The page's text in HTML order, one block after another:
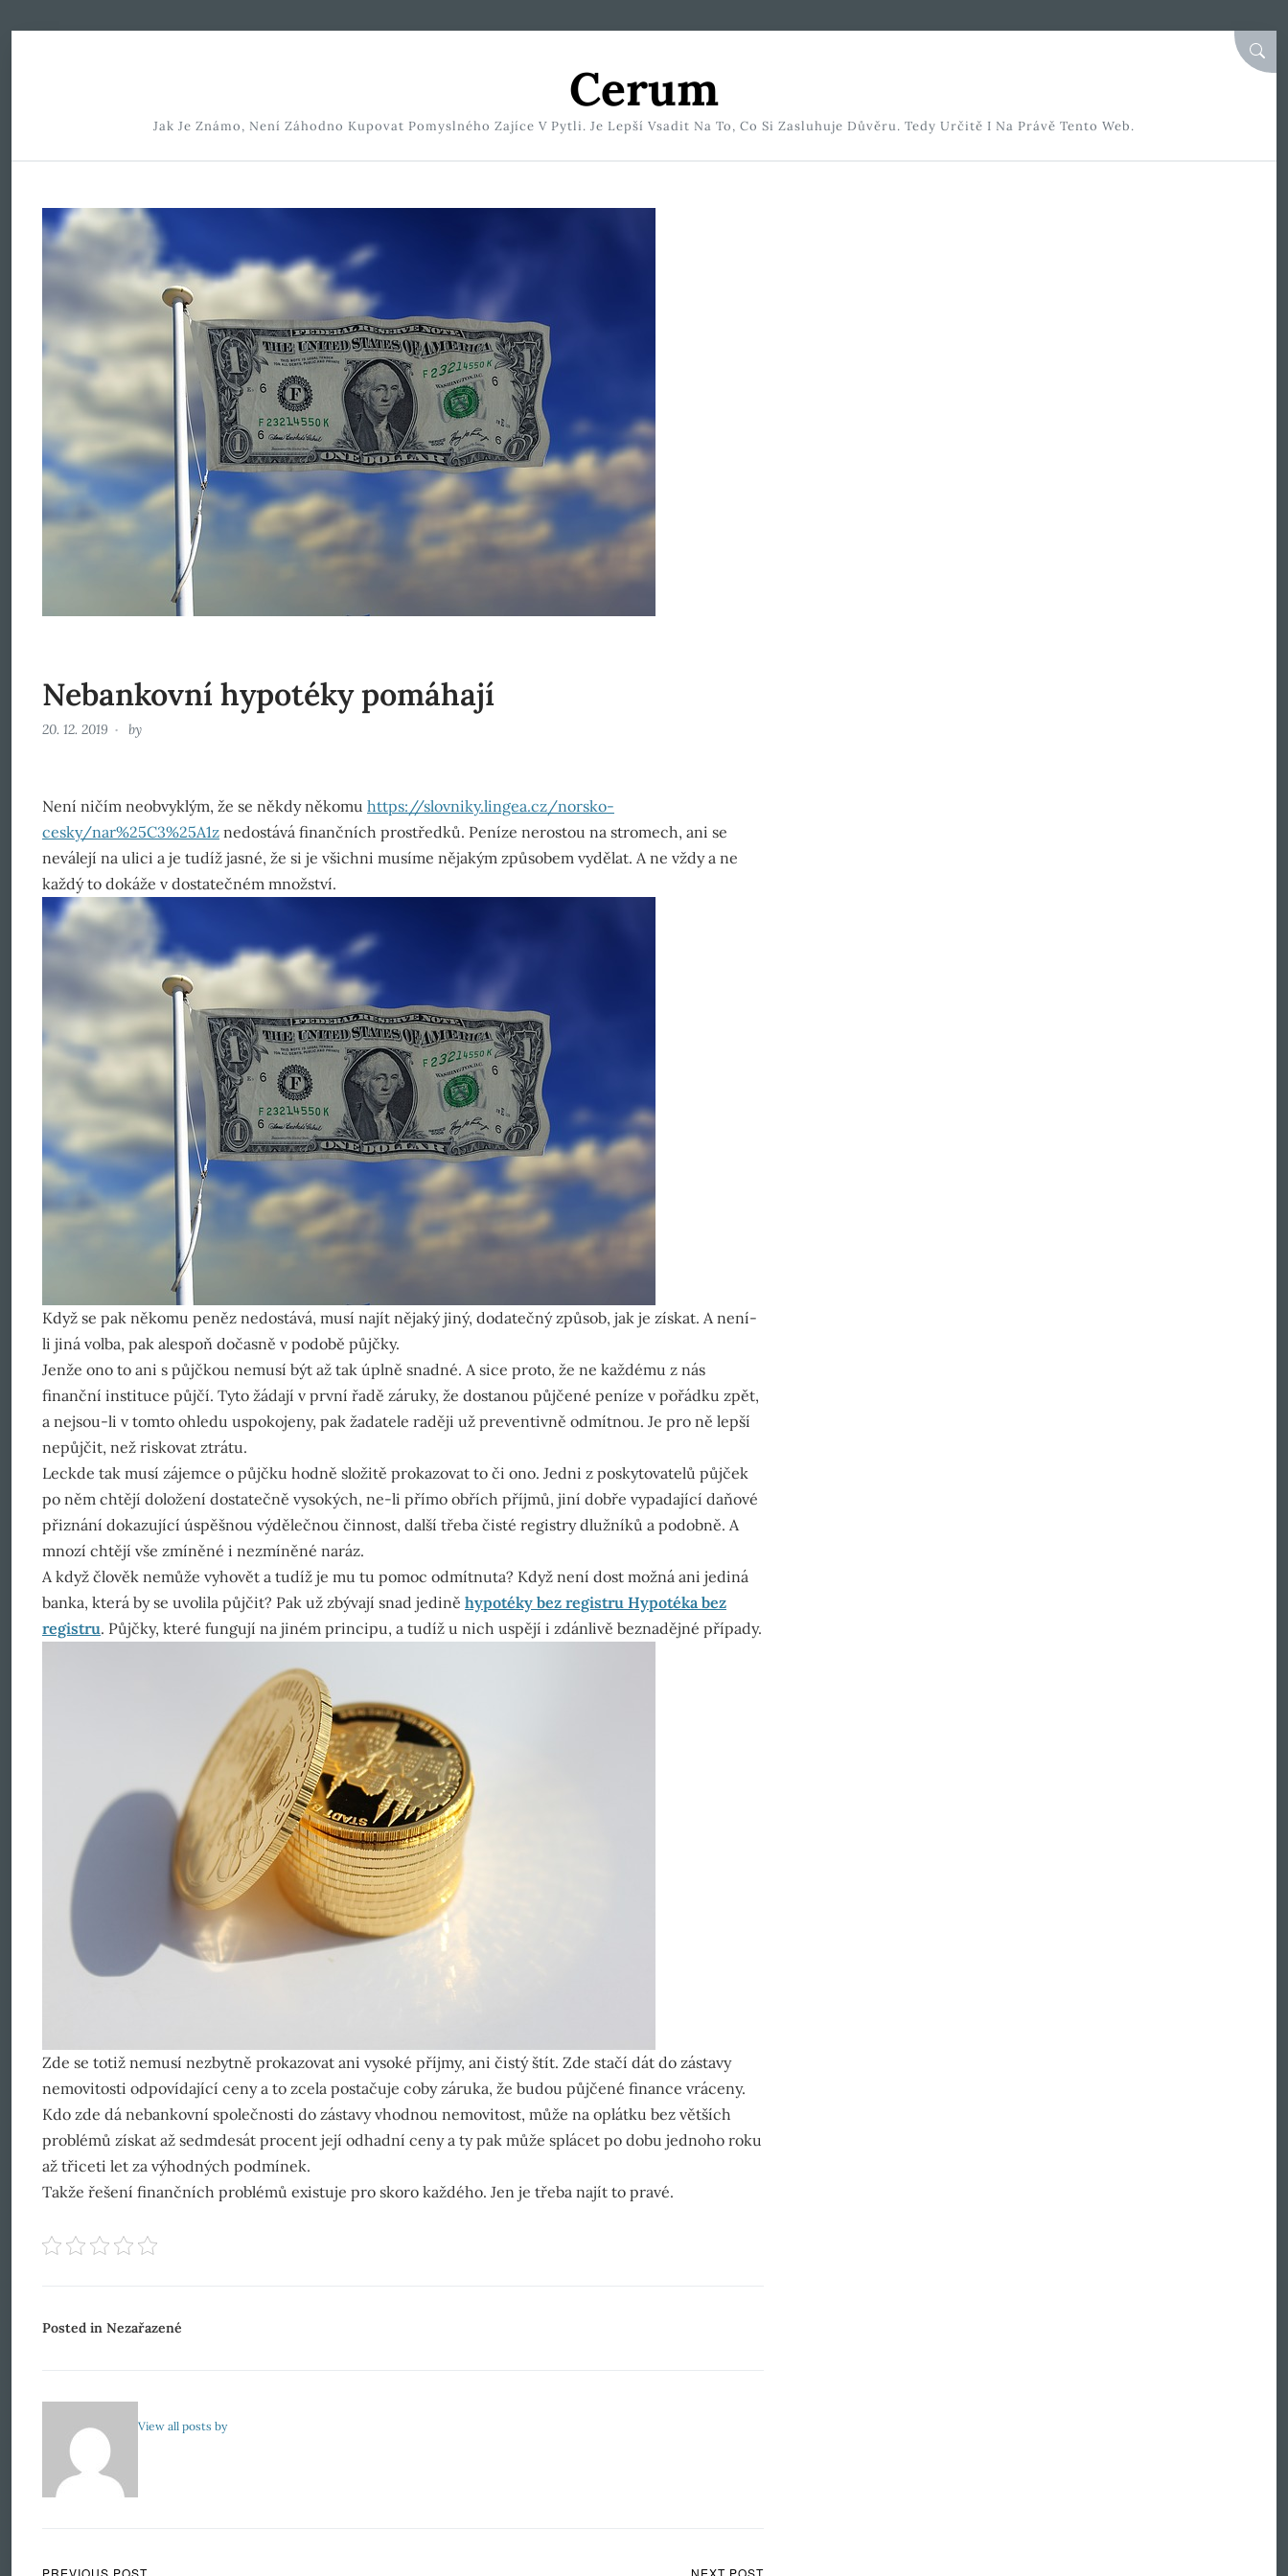
Cerum
Jak Je Známo, Není Záhodno Kupovat Pomyslného Zajíce V Pytli. Je Lepší Vsadit Na To, Co Si Zasluhuje Důvěru. Tedy Určitě I Na Právě Tento Web.
Nebankovní hypotéky pomáhají
20. 12. 2019 by
Není ničím neobvyklým, že se někdy někomu https://slovniky.lingea.cz/norsko-
cesky/nar%25C3%25A1z nedostává finančních prostředků. Peníze nerostou na stromech, ani se
neválejí na ulici a je tudíž jasné, že si je všichni musíme nějakým způsobem vydělat. A ne vždy a ne
každý to dokáže v dostatečném množství.
Když se pak někomu peněz nedostává, musí najít nějaký jiný, dodatečný způsob, jak je získat. A není-
li jiná volba, pak alespoň dočasně v podobě půjčky.
Jenže ono to ani s půjčkou nemusí být až tak úplně snadné. A sice proto, že ne každému z nás
finanční instituce půjčí. Tyto žádají v první řadě záruky, že dostanou půjčené peníze v pořádku zpět,
a nejsou-li v tomto ohledu uspokojeny, pak žadatele raději už preventivně odmítnou. Je pro ně lepší
nepůjčit, než riskovat ztrátu.
Leckde tak musí zájemce o půjčku hodně složitě prokazovat to či ono. Jedni z poskytovatelů půjček
po něm chtějí doložení dostatečně vysokých, ne-li přímo obřích příjmů, jiní dobře vypadající daňové
přiznání dokazující úspěšnou výdělečnou činnost, další třeba čisté registry dlužníků a podobně. A
mnozí chtějí vše zmíněné i nezmíněné naráz.
A když člověk nemůže vyhovět a tudíž je mu tu pomoc odmítnuta? Když není dost možná ani jediná
banka, která by se uvolila půjčit? Pak už zbývají snad jedině hypotéky bez registru Hypotéka bez
registru. Půjčky, které fungují na jiném principu, a tudíž u nich uspějí i zdánlivě beznadějné případy.
Zde se totiž nemusí nezbytně prokazovat ani vysoké příjmy, ani čistý štít. Zde stačí dát do zástavy
nemovitosti odpovídající ceny a to zcela postačuje coby záruka, že budou půjčené finance vráceny.
Kdo zde dá nebankovní společnosti do zástavy vhodnou nemovitost, může na oplátku bez větších
problémů získat až sedmdesát procent její odhadní ceny a ty pak může splácet po dobu jednoho roku
až třiceti let za výhodných podmínek.
Takže řešení finančních problémů existuje pro skoro každého. Jen je třeba najít to pravé.
Posted in Nezařazené
View all posts by
PREVIOUS POST NEXT POST